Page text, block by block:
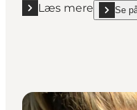
Læs mere
Læs mere Se
show